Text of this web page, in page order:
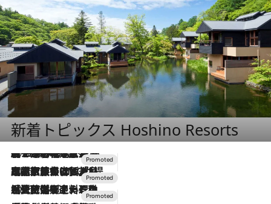
新着トピックス Hoshino Resorts
2026.8.7
【トンボの足水浴】ヒノキの香りに包まれて涼感マックス！約13℃の湧水かけ流しを避暑地「星野温泉 トンボの湯」で体験
2026.7.31
【ホテル帰省】という選択肢をOMOが提案。家族とほどよい距離を保つには「昼は実家、夜は気兼ねなくホテルで！」
2026.7.24
【夏限定ディナーコース】旬を迎える稚鮎や花ズッキーニなどをイタリア・トスカーナの郷土料理の手法で満喫！